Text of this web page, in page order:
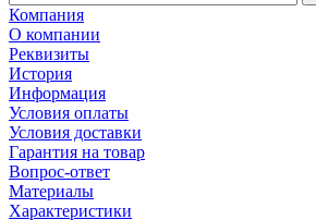
Компания
О компании
Реквизиты
История
Информация
Условия оплаты
Условия доставки
Гарантия на товар
Вопрос-ответ
Материалы
Характеристики